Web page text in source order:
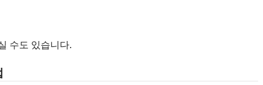
마스크에 정의하고 초기화하는 Simulink
가 차트의 부모 Simulink 모델에 추가하는 데이터 사전에서 파
수도 있습니다.